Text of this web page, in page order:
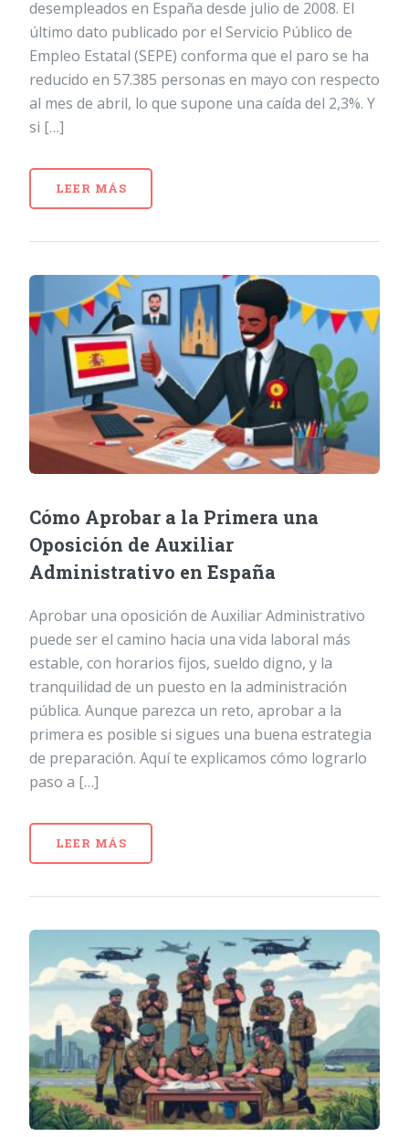
desempleados en España desde julio de 2008. El
último dato publicado por el Servicio Público de
Empleo Estatal (SEPE) conforma que el paro se ha
reducido en 57.385 personas en mayo con respecto
al mes de abril, lo que supone una caída del 2,3%. Y
si […]
LEER MÁS
Cómo Aprobar a la Primera una
Oposición de Auxiliar
Administrativo en España
Aprobar una oposición de Auxiliar Administrativo
puede ser el camino hacia una vida laboral más
estable, con horarios fijos, sueldo digno, y la
tranquilidad de un puesto en la administración
pública. Aunque parezca un reto, aprobar a la
primera es posible si sigues una buena estrategia
de preparación. Aquí te explicamos cómo lograrlo
paso a […]
LEER MÁS